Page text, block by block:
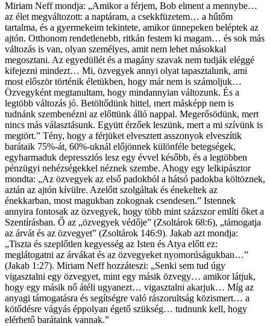
Miriam Neff mondja: „Amikor a férjem, Bob elment a mennybe…
az élet megváltozott: a naptáram, a csekkfüzetem… a hűtőm
tartalma, és a gyermekeim tekintete, amikor ünnepeken beléptek az
ajtón. Otthonom rendetlenebb, ritkán festem ki magam… és sok más
változás is van, olyan személyes, amit nem lehet másokkal
megosztani. Az egyedüllét és a magány szavak nem tudják eléggé
kifejezni mindezt… Mi, özvegyek annyi olyat tapasztalunk, ami
most először történik életükben, hogy már nem is számoljuk…
Özvegyként megtanultam, hogy mindannyian változunk. És a
legtöbb változás jó. Betöltődünk hittel, mert másképp nem is
tudnánk szembenézni az előttünk álló nappal. Megerősödünk, mert
nincs más választásunk. Együtt érzőek leszünk, mert a mi szívünk is
megtört.” Tény, hogy a férjüket elvesztett asszonyok elveszítik
barátaik 75%-át, 60%-uknál előjönnek különféle betegségek,
egyharmaduk depressziós lesz egy évvel később, és a legtöbben
pénzügyi nehézségekkel néznek szembe. Ahogy egy lelkipásztor
mondta: „Az özvegyek az első padokból a hátsó padokba költöznek,
aztán az ajtón kívülre. Azelőtt szolgáltak és énekeltek az
énekkarban, most magukban zokognak csendesen.” Istennek
annyira fontosak az özvegyek, hogy több mint százszor említi őket a
Szentírásban. Ő az „özvegyek védője” (Zsoltárok 68:6), „támogatja
az árvát és az özvegyet” (Zsoltárok 146:9). Jakab azt mondja:
„Tiszta és szeplőtlen kegyesség az Isten és Atya előtt ez:
meglátogatni az árvákat és az özvegyeket nyomorúságukban…”
(Jakab 1:27). Miriam Neff hozzáteszi: „Senki sem tud úgy
vigasztalni egy özvegyet, mint egy másik özvegy… amikor látjuk,
hogy egy másik nő átéli ugyanezt… vigasztalni akarjuk… Míg az
anyagi támogatásra és segítségre való rászorultság közismert… a
kötődésre vágyás éppolyan égető szükség… tudnunk kell, hogy
elérhető barátaink vannak.”